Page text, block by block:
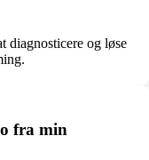
diagnosticere og løse
fra min